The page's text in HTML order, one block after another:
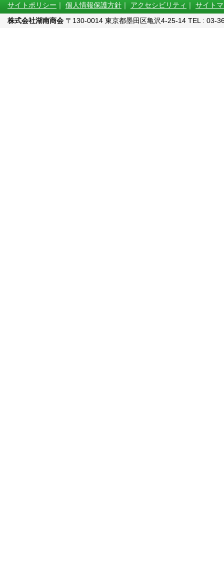
サイトポリシー ｜ 個人情報保護方針 ｜ アクセシビリティ ｜ サイト
株式会社湖南商会 〒130-0014 東京都墨田区亀沢4-25-14 TEL : 03-